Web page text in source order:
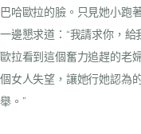
巴哈歐拉的臉。只見她小跑
一邊懇求道：“我請求你，
歐拉看到這個奮力追趕的老
個女人失望，讓她行她認為
舉。”